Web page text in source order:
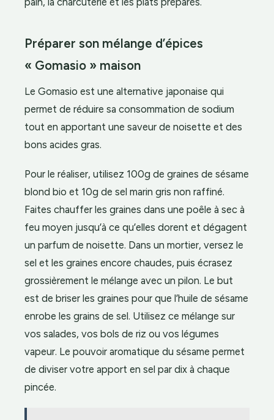
Préparer son mélange d’épices
« Gomasio » maison
Le Gomasio est une alternative japonaise qui
permet de réduire sa consommation de sodium
tout en apportant une saveur de noisette et des
bons acides gras.
Pour le réaliser, utilisez 100g de graines de sésame
blond bio et 10g de sel marin gris non raffiné.
Faites chauffer les graines dans une poêle à sec à
feu moyen jusqu’à ce qu’elles dorent et dégagent
un parfum de noisette. Dans un mortier, versez le
sel et les graines encore chaudes, puis écrasez
grossièrement le mélange avec un pilon. Le but
est de briser les graines pour que l’huile de sésame
enrobe les grains de sel. Utilisez ce mélange sur
vos salades, vos bols de riz ou vos légumes
vapeur. Le pouvoir aromatique du sésame permet
de diviser votre apport en sel par dix à chaque
pincée.